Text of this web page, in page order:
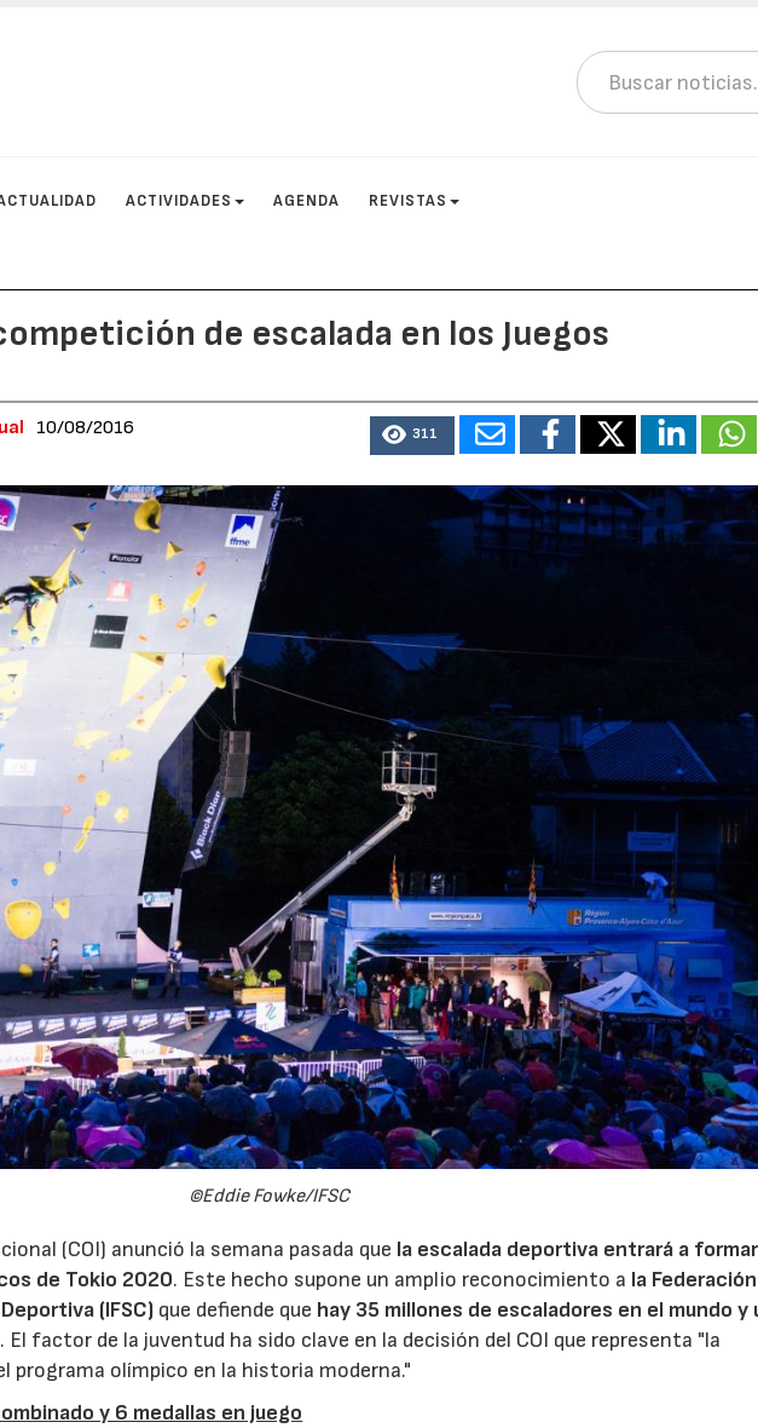
ACTIVIDADES AGENDA REVISTAS
de escalada en los Juegos
10/08/2016 311
©Eddie Fowke/IFSC
(COI) anunció la semana pasada que la escalada deportiva entrará a formar
de Tokio 2020. Este hecho supone un amplio reconocimiento a la Federación
(IFSC) que defiende que hay 35 millones de escaladores en el mundo y
. El factor de la juventud ha sido clave en la decisión del COI que representa "la
programa olímpico en la historia moderna."
y 6 medallas en juego